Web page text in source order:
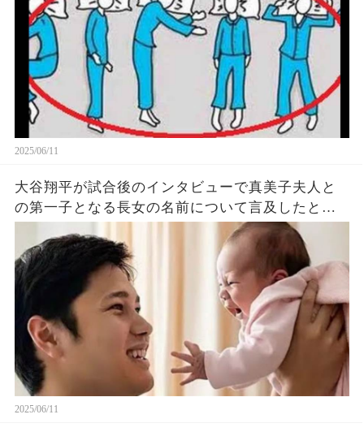
2025/06/11
大谷翔平が試合後のインタビューで真美子夫人と
の第一子となる長女の名前について言及したと話
題に！山本由伸や佐々木朗希は知ってそう！
2025/06/11